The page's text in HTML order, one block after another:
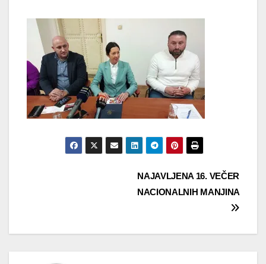
NAJAVLJENA 16. VEČER
NACIONALNIH MANJINA